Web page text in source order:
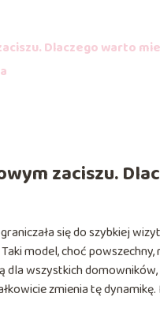
Dlaczego warto
zaciszu.
się do szybkiej
model, choć
dla wszystkich
zmienia tę